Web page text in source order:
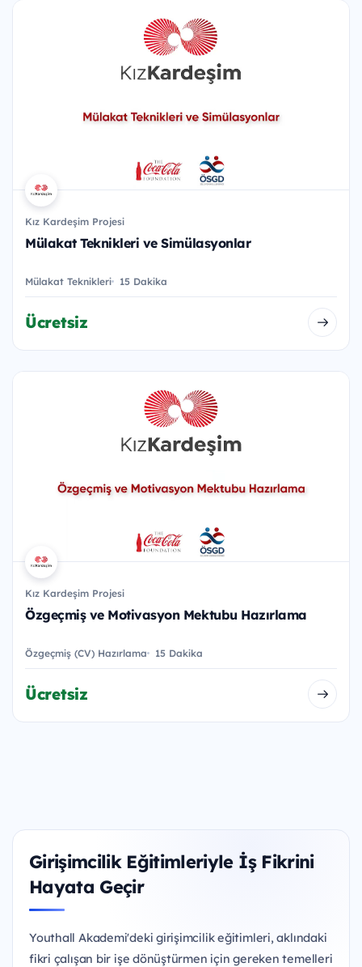
Kız Kardeşim Projesi
Mülakat Teknikleri ve Simülasyonlar
Mülakat Teknikleri 15 Dakika
Ücretsiz
Kız Kardeşim Projesi
Özgeçmiş ve Motivasyon Mektubu Hazırlama
Özgeçmiş (CV) Hazırlama 15 Dakika
Ücretsiz
Girişimcilik Eğitimleriyle İş Fikrini
Hayata Geçir
Youthall Akademi'deki girişimcilik eğitimleri, aklındaki
fikri çalışan bir işe dönüştürmen için gereken temelleri